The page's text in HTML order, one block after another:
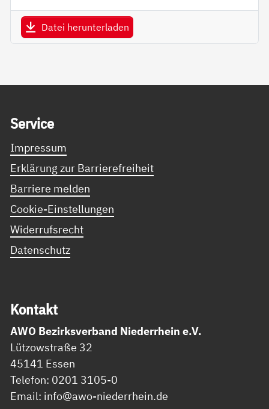
Datei herunterladen
Ser­vice
Impressum
Erklärung zur Barrierefreiheit
Barriere melden
Cookie-Einstellungen
Widerrufsrecht
Datenschutz
Kon­takt
AWO Bezirksverband Niederrhein e.V.
Lützowstraße 32
45141 Essen
Telefon: 0201 3105-0
Email: info@awo-niederrhein.de